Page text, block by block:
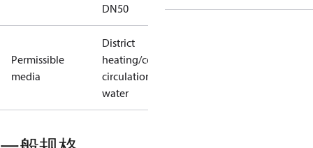
DN50
Permissible
media
District
heating/cooling
circulation
water